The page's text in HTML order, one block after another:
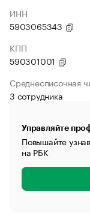
ИНН
5903065343
КПП
590301001
Среднесписочная
3 сотрудника
Управляйте
Повышайте
на РБК